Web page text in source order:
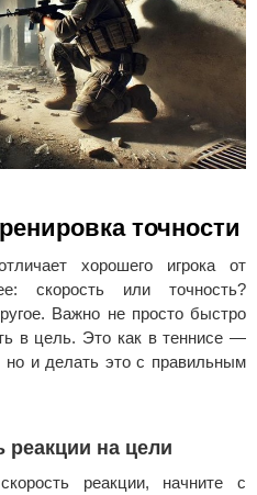
точности
хорошего игрока от
скорость или точность?
Важно не просто быстро
в цель. Это как в теннисе —
но и делать это с правильным
реакции на цели
реакции, начните с